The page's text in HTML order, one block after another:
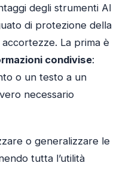
degli strumenti AI
di protezione della
La prima è
condivise:
o un testo a un
necessario
o generalizzare le
tutta l’utilità